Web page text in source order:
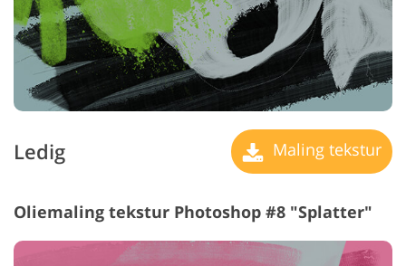
Ledig Maling tekstur
Oliemaling tekstur Photoshop #8 "Splatter"